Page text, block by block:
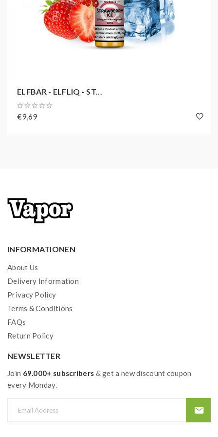
Lieferinhalt:1x 10ml Nikotinsalzliquid in einer
Tropfflasche mit ausgewählter Nikotinstärke
ELFBAR - ELFLIQ - ST...
€9,69
INFORMATIONEN
About Us
Delivery Information
Privacy Policy
Terms & Conditions
FAQs
Return Policy
NEWSLETTER
Join 69.000+ subscribers & get a new discount coupon
every Monday.